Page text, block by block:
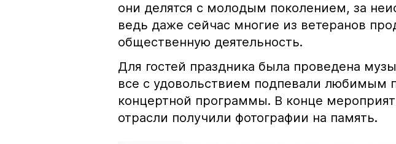
они делятся с молодым поколением, за
ведь даже сейчас многие из ветеранов
общественную деятельность.
Для гостей праздника была проведена
все с удовольствием подпевали любимым
концертной программы. В конце
отрасли получили фотографии на память.